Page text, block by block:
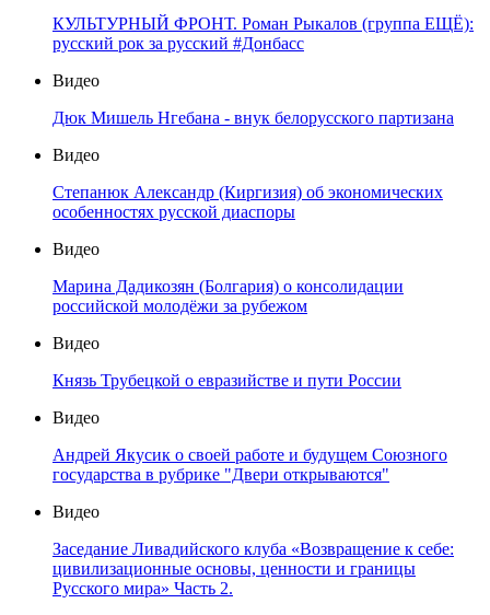
КУЛЬТУРНЫЙ ФРОНТ. Роман Рыкалов (группа ЕЩЁ):
русский рок за русский #Донбасс
Видео
Дюк Мишель Нгебана - внук белорусского партизана
Видео
Степанюк Александр (Киргизия) об экономических
особенностях русской диаспоры
Видео
Марина Дадикозян (Болгария) о консолидации
российской молодёжи за рубежом
Видео
Князь Трубецкой о евразийстве и пути России
Видео
Андрей Якусик о своей работе и будущем Союзного
государства в рубрике "Двери открываются"
Видео
Заседание Ливадийского клуба «Возвращение к себе:
цивилизационные основы, ценности и границы
Русского мира» Часть 2.